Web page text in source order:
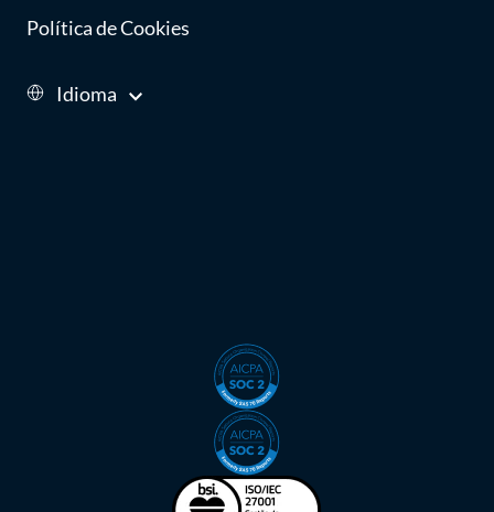
Política de Cookies
Idioma